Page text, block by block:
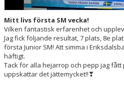
KUL I MALMÖ – RIBBAN 2026
Mitt livs första SM vecka!
Vilken fantastisk erfarenhet och
Jag fick följande resultat, 7 plats, 8e
första Junior SM! Att simma i
häftigt.
Tack för alla hejarrop och pepp jag fått
uppskattar det jättemycket!!❣